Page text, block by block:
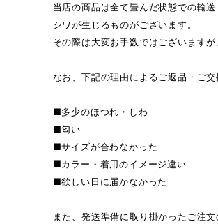
当店の商品は全て畳んだ状態での輸
シワが生じるものがございます。
その際は大変お手数ではございます
なお、下記の理由によるご返品・ご
■多少のほつれ・しわ
■匂い
■サイズが合わなかった
■カラー・着用のイメージ違い
■欲しい日に届かなかった
また、発送準備に取り掛かったご注